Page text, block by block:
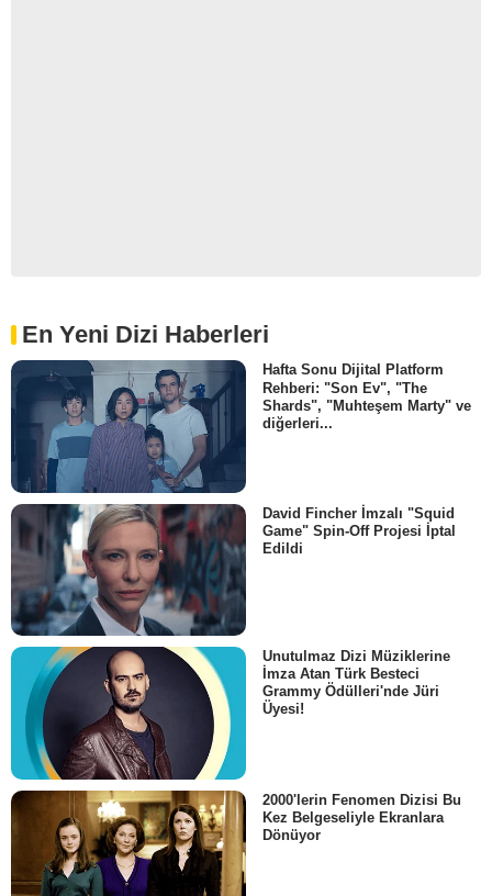
En Yeni Dizi Haberleri
Hafta Sonu Dijital Platform
Rehberi: "Son Ev", "The
Shards", "Muhteşem Marty" ve
diğerleri...
David Fincher İmzalı "Squid
Game" Spin-Off Projesi İptal
Edildi
Unutulmaz Dizi Müziklerine
İmza Atan Türk Besteci
Grammy Ödülleri'nde Jüri
Üyesi!
2000'lerin Fenomen Dizisi Bu
Kez Belgeseliyle Ekranlara
Dönüyor